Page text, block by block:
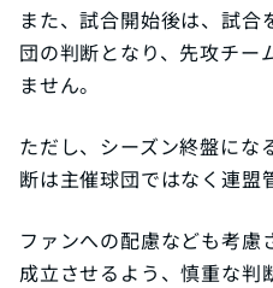
また、試合開始後は、試合
団の判断となり、先攻チー
ません。
ただし、シーズン終盤にな
断は主催球団ではなく連盟
ファンへの配慮なども考慮
成立させるよう、慎重な判